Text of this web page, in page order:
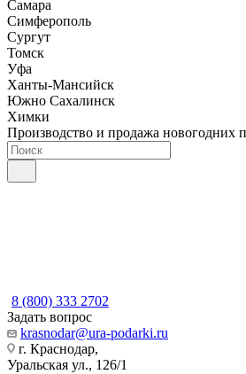
Самара
Симферополь
Сургут
Томск
Уфа
Ханты-Мансийск
Южно Сахалинск
Химки
Производство и продажа новогодних
8 (800) 333 2702
Задать вопрос
krasnodar@ura-podarki.ru
г. Краснодар,
Уральская ул., 126/1